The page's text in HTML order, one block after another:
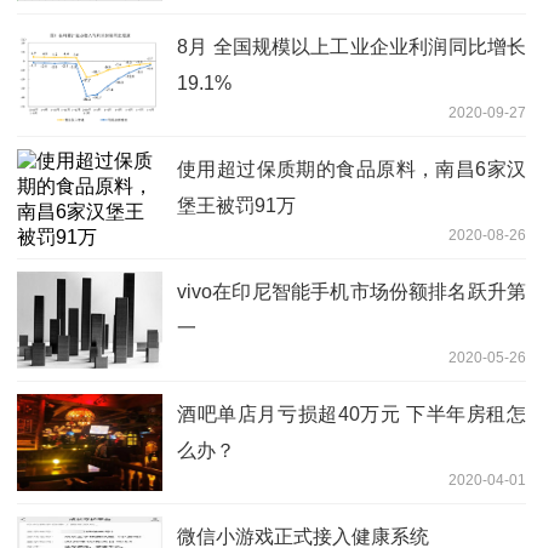
8月 全国规模以上工业企业利润同比增长
19.1%
2020-09-27
使用超过保质期的食品原料，南昌6家汉
堡王被罚91万
2020-08-26
vivo在印尼智能手机市场份额排名跃升第
一
2020-05-26
酒吧单店月亏损超40万元 下半年房租怎
么办？
2020-04-01
微信小游戏正式接入健康系统